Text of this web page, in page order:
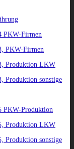
PKW-Firmen
PKW-Firmen
Produktion LKW
Produktion sonstige
PKW-Produktion
Produktion LKW
Produktion sonstige